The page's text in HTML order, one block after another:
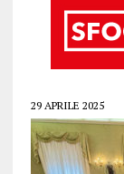
29 APRILE 2025